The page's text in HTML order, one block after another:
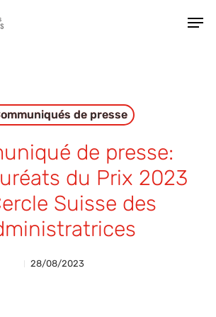
de presse
de presse:
du Prix 2023
Suisse des
28/08/2023